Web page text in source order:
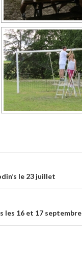
le 23 juillet
les 16 et 17 septembre